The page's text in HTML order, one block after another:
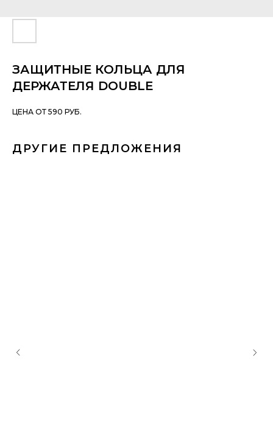
ЗАЩИТНЫЕ КОЛЬЦА ДЛЯ
ДЕРЖАТЕЛЯ DOUBLE
ЦЕНА ОТ 590 РУБ.
ДРУГИЕ ПРЕДЛОЖЕНИЯ